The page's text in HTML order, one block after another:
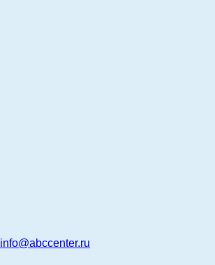
info@abccenter.ru